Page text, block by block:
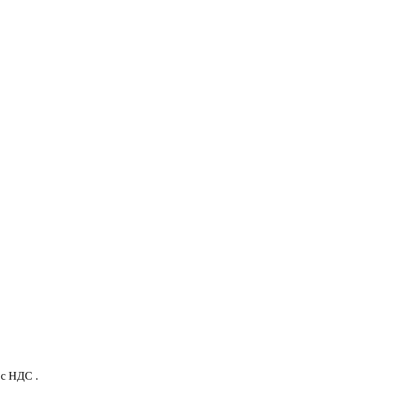
с НДС .